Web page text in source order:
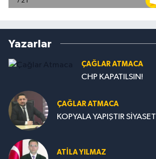
Yazarlar
ÇAĞLAR ATMACA
CHP KAPATILSIN!
ÇAĞLAR ATMACA
KOPYALA YAPIŞTIR SİYASET
ATILA YILMAZ